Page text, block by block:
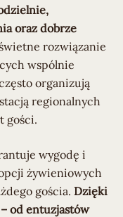
oraz dobrze
rozwiązanie
wspólnie
organizują
regionalnych
gości.
wygodę i
żywieniowych
gościa. Dzięki
od entuzjastów